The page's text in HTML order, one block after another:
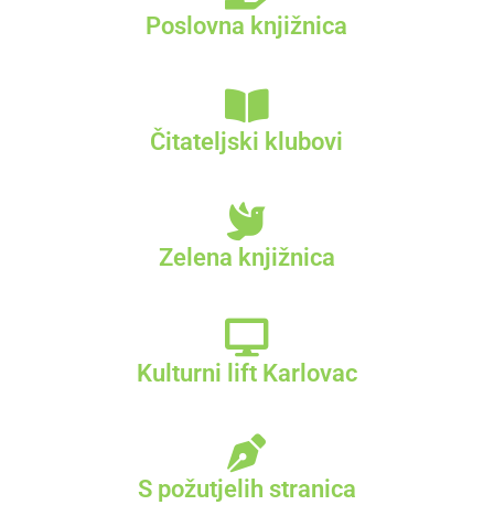
Poslovna knjižnica
Čitateljski klubovi
Zelena knjižnica
Kulturni lift Karlovac
S požutjelih stranica